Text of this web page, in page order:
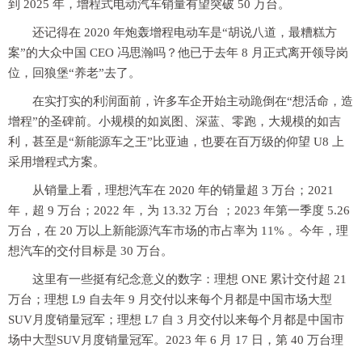
到 2025 年，增程式电动汽车销量有望突破 50 万台。
还记得在 2020 年炮轰增程电动车是“胡说八道，最糟糕方
案”的大众中国 CEO 冯思瀚吗？他已于去年 8 月正式离开领导岗
位，回狼堡“养老”去了。
在实打实的利润面前，许多车企开始主动跪倒在“想活命，造
增程”的圣碑前。小规模的如岚图、深蓝、零跑，大规模的如吉
利，甚至是“新能源车之王”比亚迪，也要在百万级的仰望 U8 上
采用增程式方案。
从销量上看，理想汽车在 2020 年的销量超 3 万台；2021
年，超 9 万台；2022 年，为 13.32 万台 ；2023 年第一季度 5.26
万台，在 20 万以上新能源汽车市场的市占率为 11% 。今年，理
想汽车的交付目标是 30 万台。
这里有一些挺有纪念意义的数字：理想 ONE 累计交付超 21
万台；理想 L9 自去年 9 月交付以来每个月都是中国市场大型
SUV月度销量冠军；理想 L7 自 3 月交付以来每个月都是中国市
场中大型SUV月度销量冠军。2023 年 6 月 17 日，第 40 万台理